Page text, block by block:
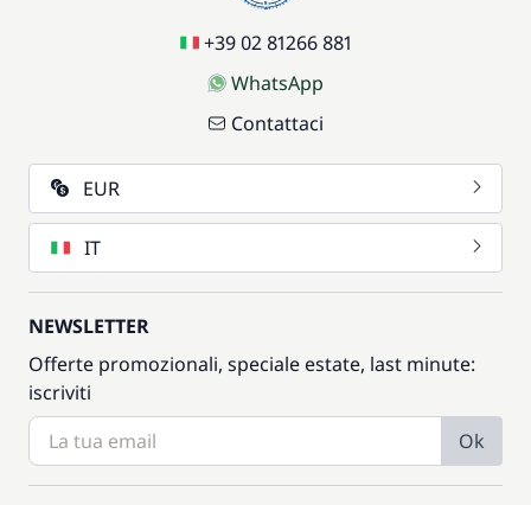
+39 02 81266 881
WhatsApp
Contattaci
EUR
IT
NEWSLETTER
Offerte promozionali, speciale estate, last minute:
iscriviti
Ok